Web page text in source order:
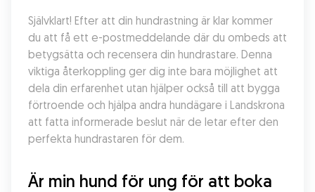
Självklart! Efter att din hundrastning är klar kommer
du att få ett e-postmeddelande där du ombeds att
betygsätta och recensera din hundrastare. Denna
viktiga återkoppling ger dig inte bara möjlighet att
dela din erfarenhet utan hjälper också till att bygga
förtroende och hjälpa andra hundägare i Landskrona
att fatta informerade beslut när de letar efter den
perfekta hundrastaren för dem.
Är min hund för ung för att boka